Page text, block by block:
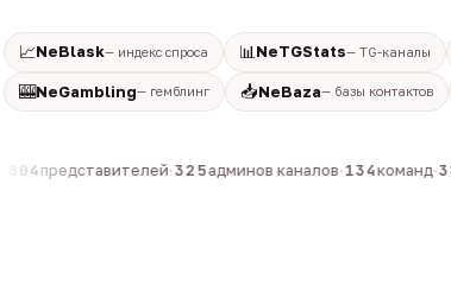
📈NeBlask— индекс спроса 📊 NeTGStats— TG-каналы
🎰NeGambling— гемблинг 📥NeBaza— базы контактов
804представителей·325админов каналов·134команд·